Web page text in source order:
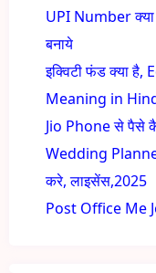
UPI Number
बनाये
इक्विटी फंड क्या
Meaning in
Jio Phone से पैसे
Wedding
करे, लाइसेंस,2025
Post Office Me